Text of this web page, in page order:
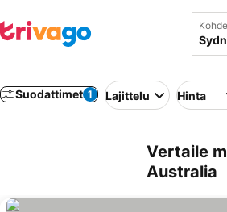
Kohde
Suodattimet 1 Lajittelu Hinta
Vertaile
Australia